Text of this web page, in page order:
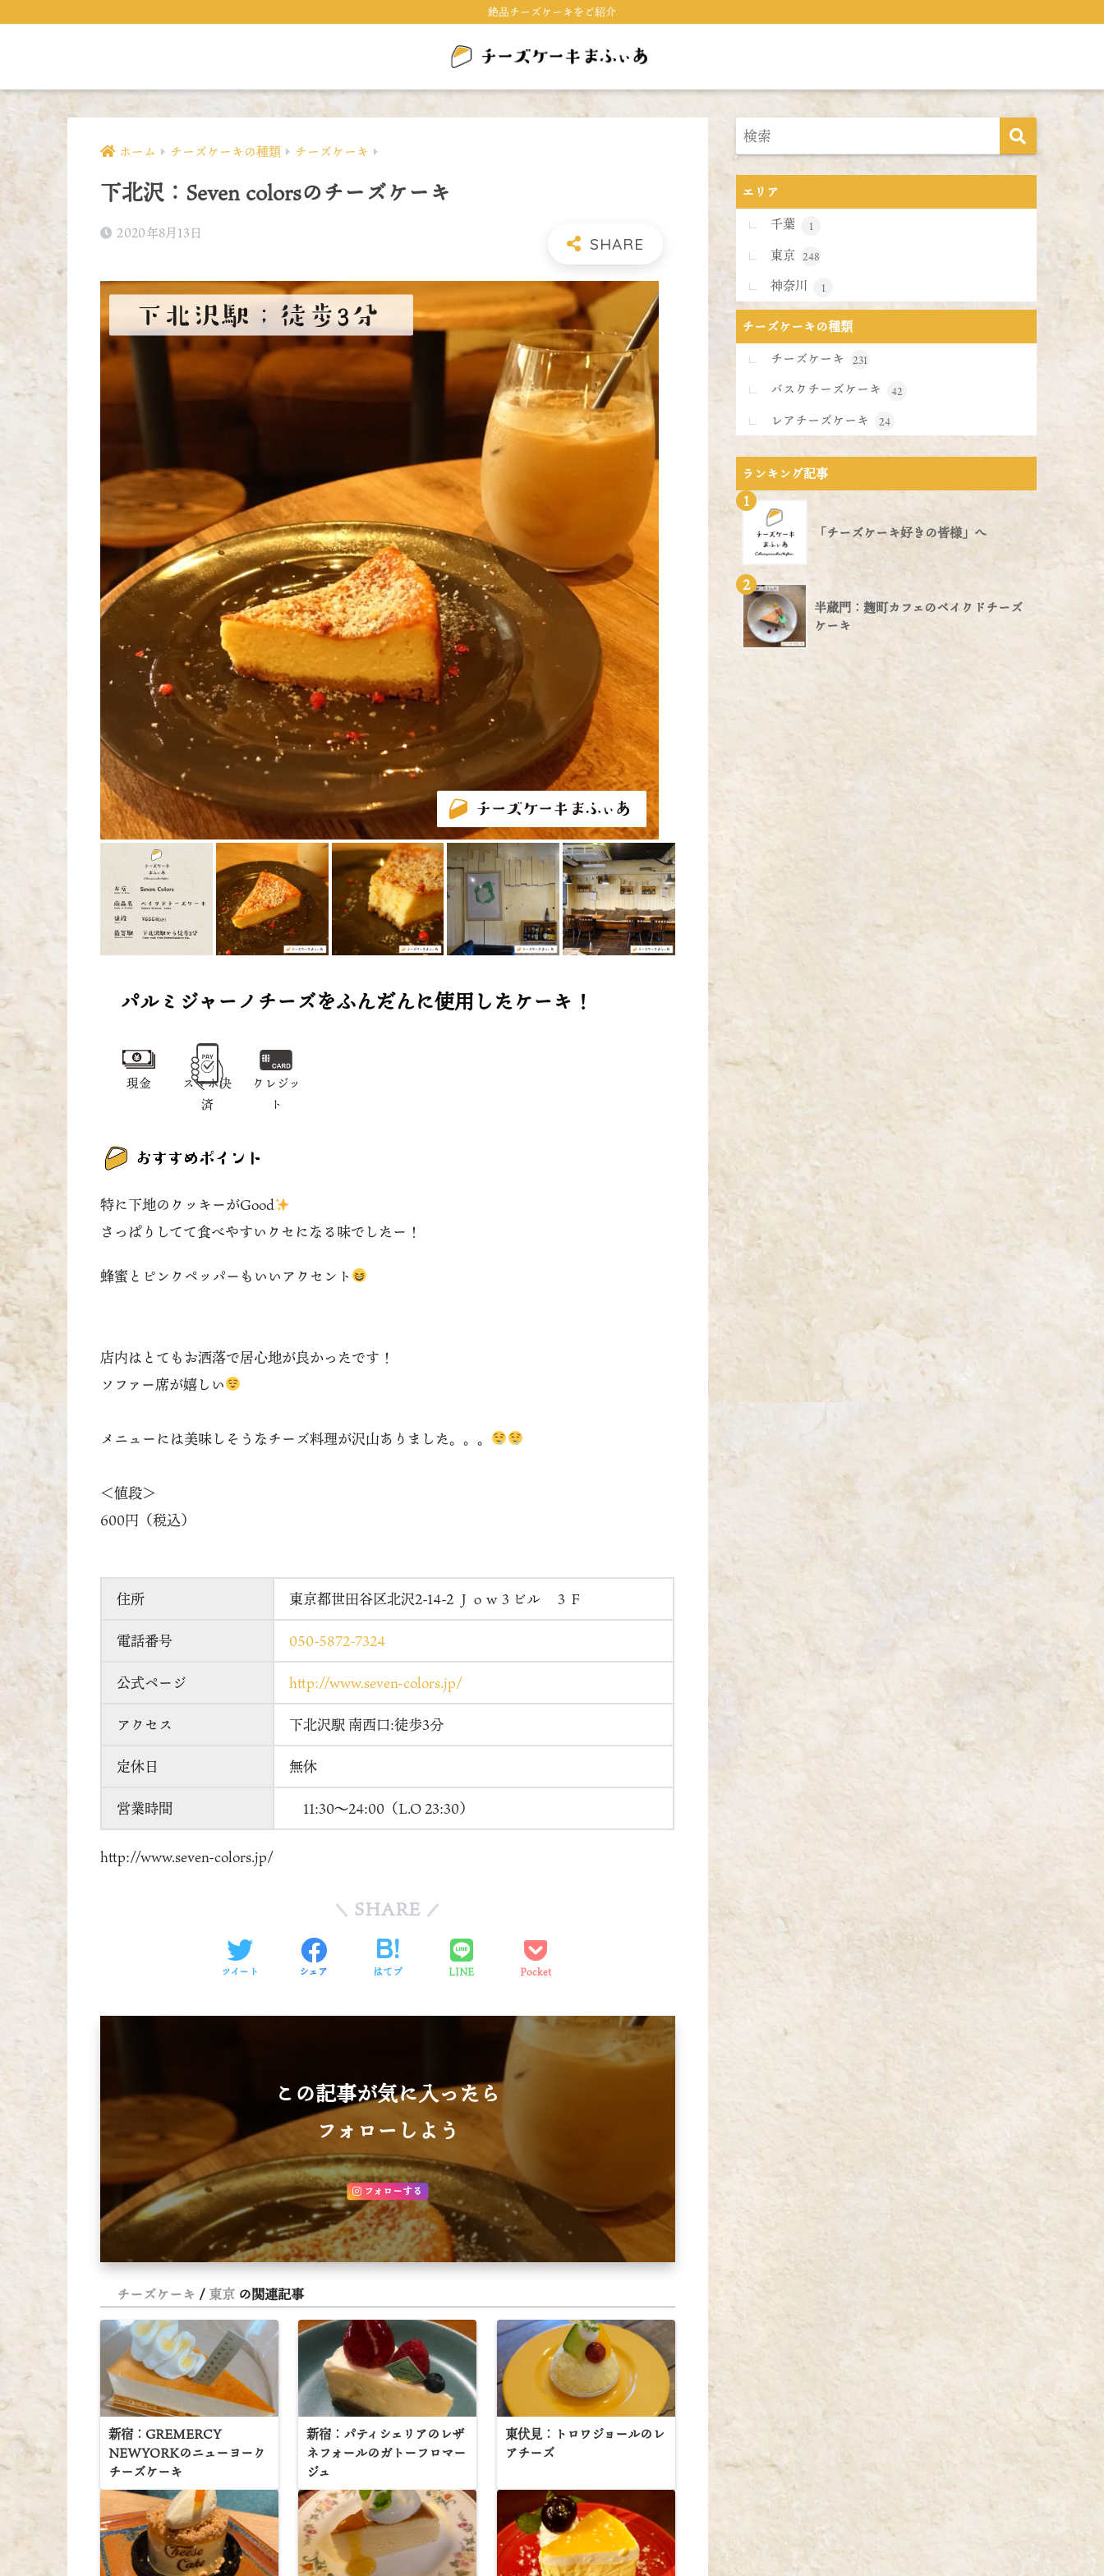
絶品チーズケーキをご紹介
ホーム チーズケーキの種類 チーズケーキ
下北沢：Seven colorsのチーズケーキ
2020年8月13日
パルミジャーノチーズをふんだんに使用したケーキ！
現金
スマホ決
済
クレジッ
ト
特に下地のクッキーがGood
さっぱりしてて食べやすいクセになる味でしたー！
蜂蜜とピンクペッパーもいいアクセント
店内はとてもお洒落で居心地が良かったです！
ソファー席が嬉しい
メニューには美味しそうなチーズ料理が沢山ありました。。。
＜値段＞
600円（税込）
住所 東京都世田谷区北沢2-14-2 Ｊｏｗ３ビル ３Ｆ
電話番号 050-5872-7324
公式ページ http://www.seven-colors.jp/
アクセス 下北沢駅 南西口:徒歩3分
定休日 無休
営業時間 11:30～24:00（L.O 23:30）
http://www.seven-colors.jp/
SHARE
ツイート シェア はてブ LINE Pocket
この記事が気に入ったら
フォローしよう
フォローする
チーズケーキ 東京 の関連記事
新宿：GREMERCY
NEWYORKのニューヨーク
チーズケーキ
新宿：パティシェリアのレザ
ネフォールのガトーフロマー
ジュ
東伏見：トロワジョールのレ
アチーズ
エリア
千葉
1
東京 248
神奈川 1
チーズケーキの種類
チーズケーキ
231
バスクチーズケーキ 42
レアチーズケーキ 24
ランキング記事
1
「チーズケーキ好きの皆様」へ
2
半蔵門：麹町カフェのベイクドチーズ
ケーキ